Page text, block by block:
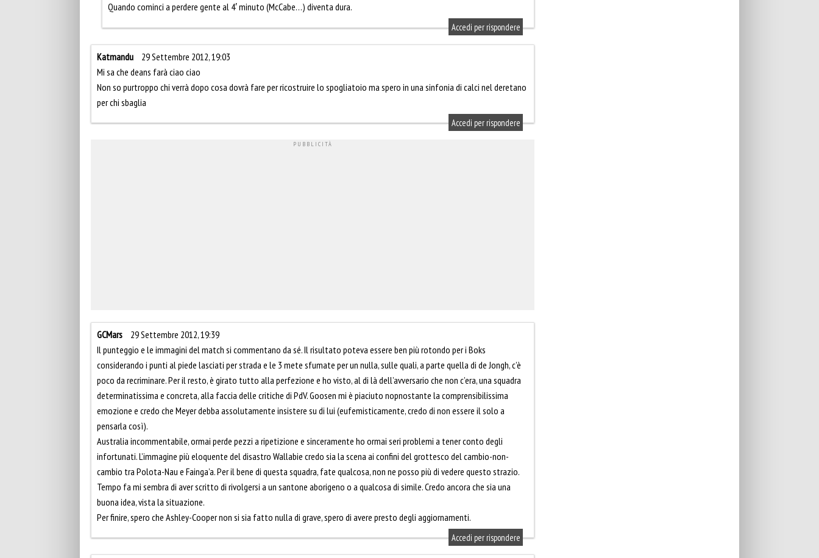
Quando cominci a perdere gente al 4′ minuto (McCabe…) diventa dura.
Accedi per rispondere
Katmandu
29 Settembre 2012, 19:03
Mi sa che deans farà ciao ciao
Non so purtroppo chi verrà dopo cosa dovrà fare per ricostruire lo spogliatoio ma spero in una sinfonia di calci nel deretano
per chi sbaglia
Accedi per rispondere
GCMars
29 Settembre 2012, 19:39
Il punteggio e le immagini del match si commentano da sé. Il risultato poteva essere ben più rotondo per i Boks
considerando i punti al piede lasciati per strada e le 3 mete sfumate per un nulla, sulle quali, a parte quella di de Jongh, c’è
poco da recriminare. Per il resto, è girato tutto alla perfezione e ho visto, al di là dell’avversario che non c’era, una squadra
determinatissima e concreta, alla faccia delle critiche di PdV. Goosen mi è piaciuto nopnostante la comprensibilissima
emozione e credo che Meyer debba assolutamente insistere su di lui (eufemisticamente, credo di non essere il solo a
pensarla così).
Australia incommentabile, ormai perde pezzi a ripetizione e sinceramente ho ormai seri problemi a tener conto degli
infortunati. L’immagine più eloquente del disastro Wallabie credo sia la scena ai confini del grottesco del cambio-non-
cambio tra Polota-Nau e Fainga’a. Per il bene di questa squadra, fate qualcosa, non ne posso più di vedere questo strazio.
Tempo fa mi sembra di aver scritto di rivolgersi a un santone aborigeno o a qualcosa di simile. Credo ancora che sia una
buona idea, vista la situazione.
Per finire, spero che Ashley-Cooper non si sia fatto nulla di grave, spero di avere presto degli aggiornamenti.
Accedi per rispondere